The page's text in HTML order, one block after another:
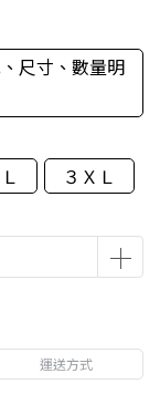
尺寸、數量明
３ＸＬ
運送方式